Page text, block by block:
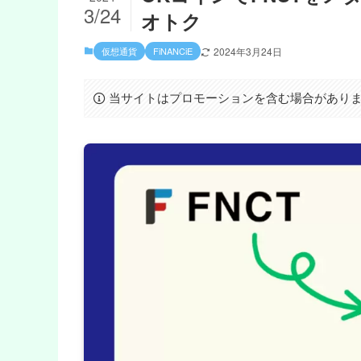
オトク
3/24
仮想通貨 FiNANCiE 2024年3月24日
当サイトはプロモーションを含む場合があり